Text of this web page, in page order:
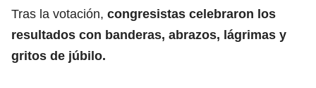
Tras la votación, congresistas celebraron los
resultados con banderas, abrazos, lágrimas y
gritos de júbilo.